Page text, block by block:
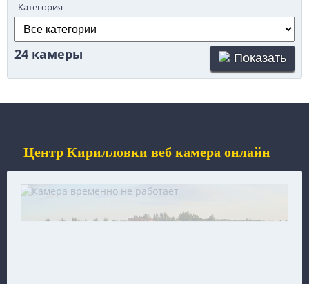
Категория
24 камеры Показать
Центр Кирилловки веб камера онлайн